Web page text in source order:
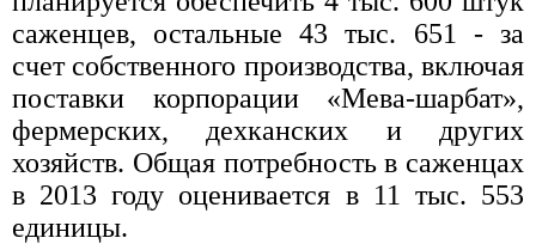
саженцев, остальные 43 тыс. 651 - за
счет собственного производства, включая
поставки корпорации «Мева-шарбат»,
фермерских, дехканских и других
хозяйств. Общая потребность в саженцах
в 2013 году оценивается в 11 тыс. 553
единицы.